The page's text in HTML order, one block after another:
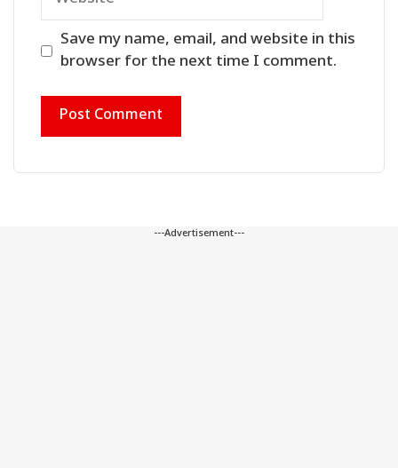
Save my name, email, and website in this
browser for the next time I comment.
---Advertisement---